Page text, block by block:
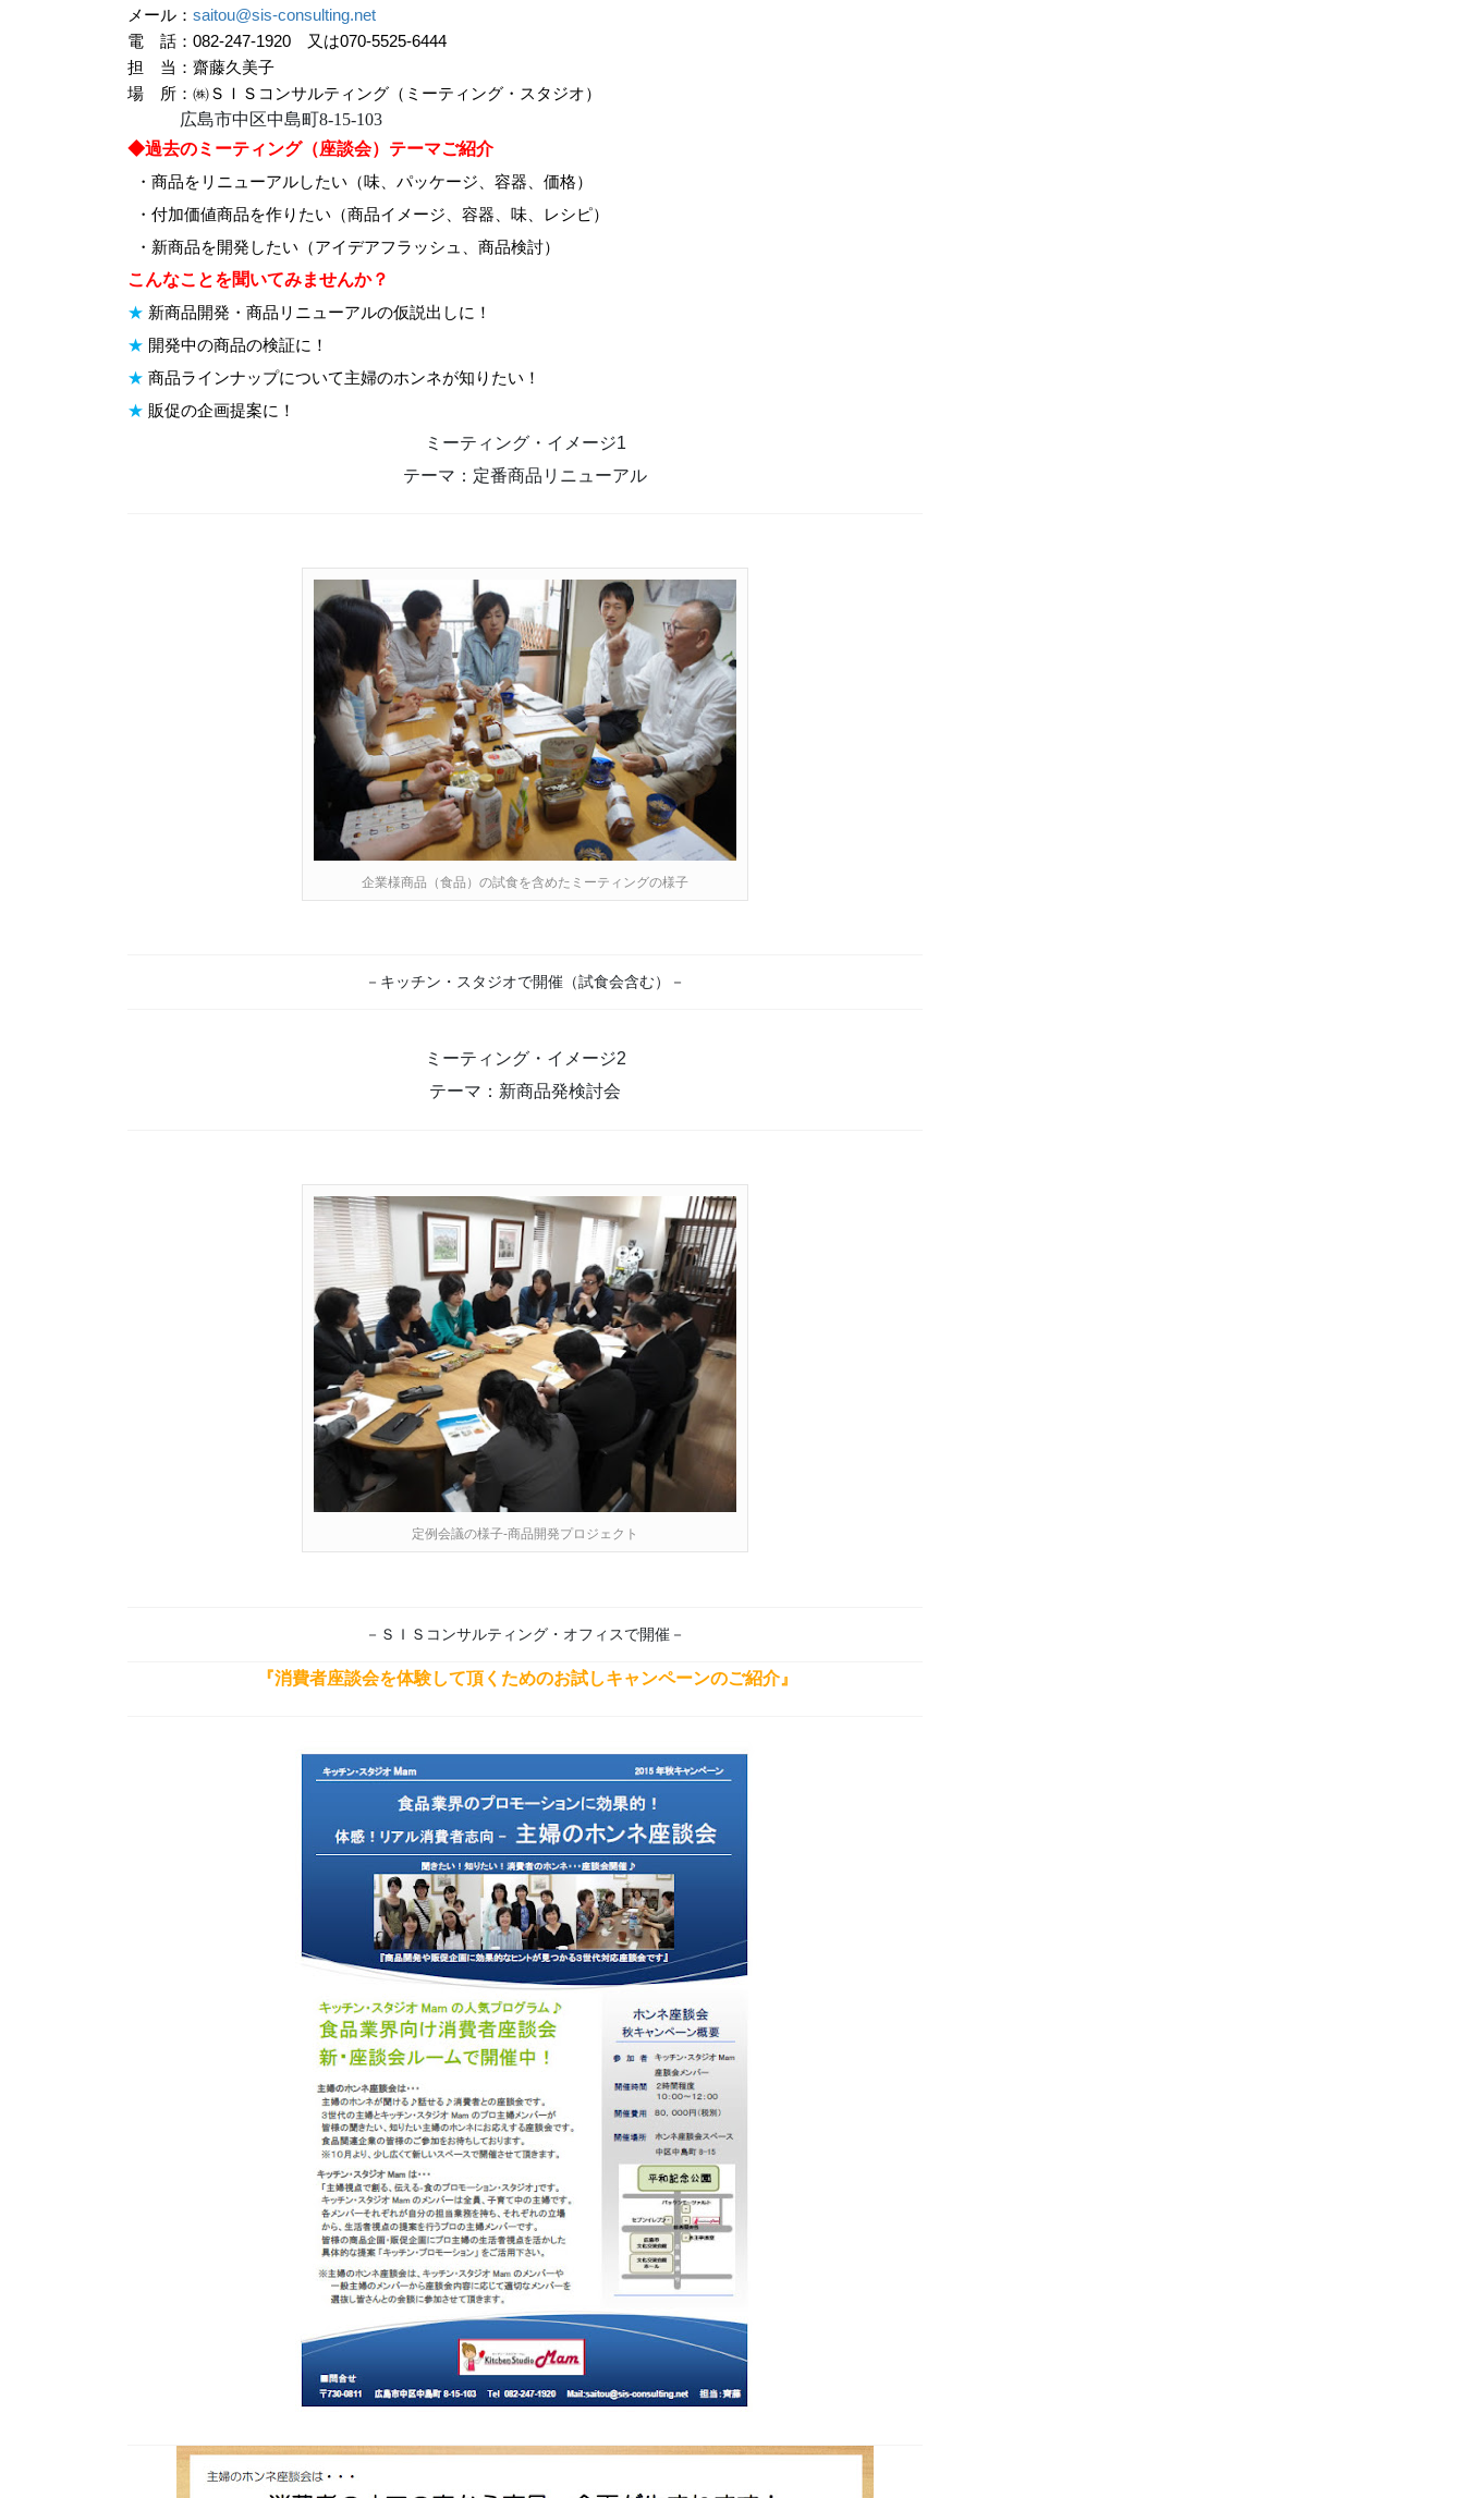
メール： saitou@sis-consulting.net
電 話：082-247-1920 又は070-5525-6444
担 当：齋藤久美子
場 所：㈱ＳＩＳコンサルティング（ミーティング・スタジオ）
広島市中区中島町8-15-103
◆過去のミーティング（座談会）テーマご紹介
・商品をリニューアルしたい（味、パッケージ、容器、価格）
・付加価値商品を作りたい（商品イメージ、容器、味、レシピ）
・新商品を開発したい（アイデアフラッシュ、商品検討）
こんなことを聞いてみませんか？
★ 新商品開発・商品リニューアルの仮説出しに！
★ 開発中の商品の検証に！
★ 商品ラインナップについて主婦のホンネが知りたい！
★ 販促の企画提案に！
ミーティング・イメージ1
テーマ：定番商品リニューアル
企業様商品（食品）の試食を含めたミーティングの様子
－キッチン・スタジオで開催（試食会含む）－
ミーティング・イメージ2
テーマ：新商品発検討会
定例会議の様子‐商品開発プロジェクト
－ＳＩＳコンサルティング・オフィスで開催－
『消費者座談会を体験して頂くためのお試しキャンペーンのご紹介』